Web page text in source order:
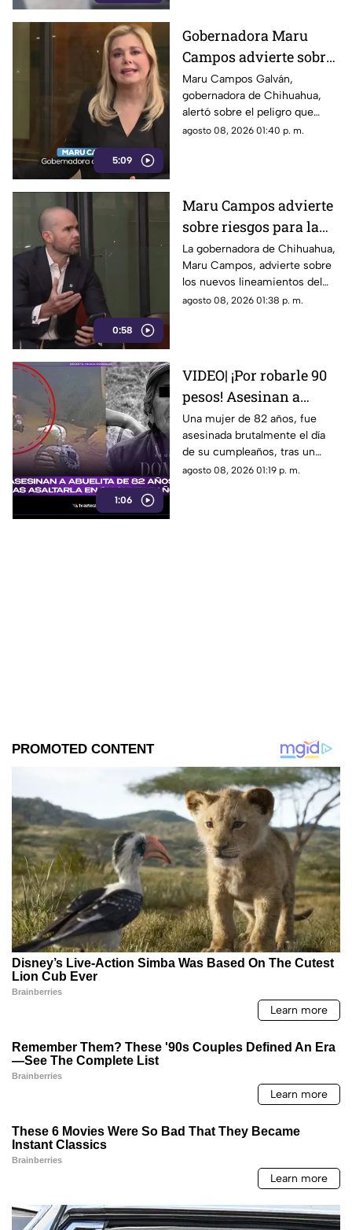
5:09
Gobernadora Maru
Campos advierte sobre
el uso de lineamientos
para sancionar a
medios y periodistas
Maru Campos Galván,
gobernadora de Chihuahua,
alertó sobre el peligro que
implican los nuevos
agosto 08, 2026 01:40 p. m.
0:58
Maru Campos advierte
sobre riesgos para la
libertad de expresión
La gobernadora de Chihuahua,
Maru Campos, advierte sobre
los nuevos lineamientos del
Gobierno Federal que
agosto 08, 2026 01:38 p. m.
1:06
VIDEO| ¡Por robarle 90
pesos! Asesinan a
abuelita de 82 años tras
asaltarla en su
cumpleaños
Una mujer de 82 años, fue
asesinada brutalmente el día
de su cumpleaños, tras un
asalto por solo 90 pesos.
agosto 08, 2026 01:19 p. m.